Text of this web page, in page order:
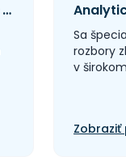
Moderné riešenia pre ploché strechy s dôrazom na kvalitu a udržateľnosť
Sa
rozbory
v